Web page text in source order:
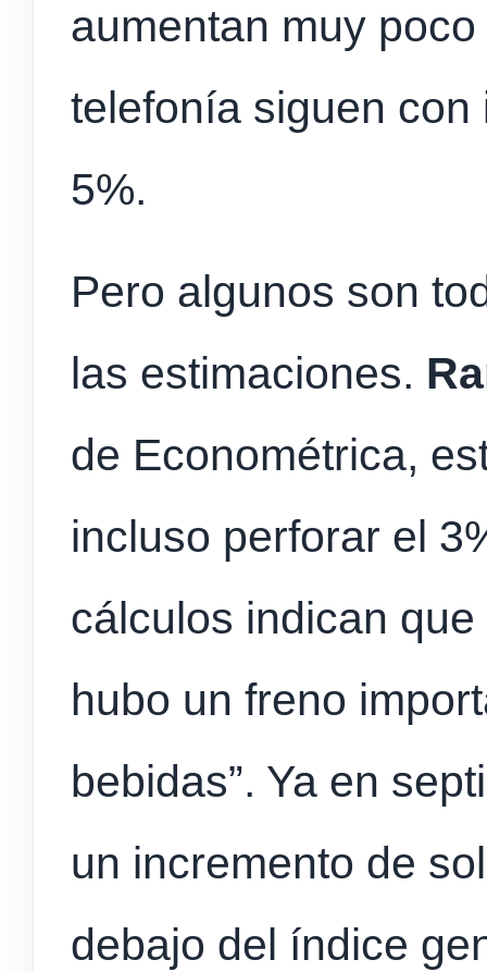
aumentan muy
telefonía siguen
5%.
Pero algunos son
las estimaciones.
de Econométrica,
incluso perforar el
cálculos indican
hubo un freno
bebidas”. Ya en
un incremento de
debajo del índice